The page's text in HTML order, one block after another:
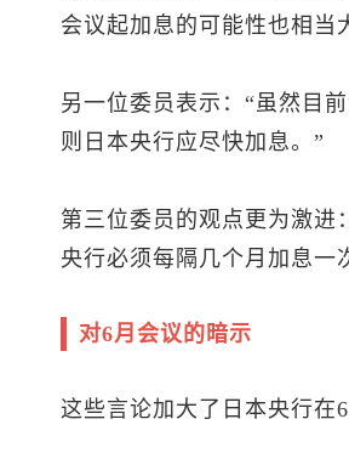
会议起加息的可能性也相当
另一位委员表示：“虽然目
则日本央行应尽快加息。”
第三位委员的观点更为激进
央行必须每隔几个月加息一
对6月会议的暗示
这些言论加大了日本央行在